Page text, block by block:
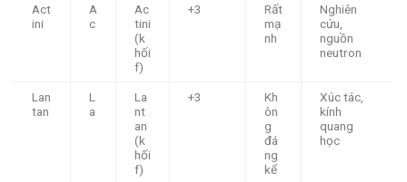
Act
ini
A
c
Ac
tini
(k
hối
f)
+3
Rất
mạ
nh
Nghiên
cứu,
nguồn
neutron
Lan
tan
L
a
La
nt
an
(k
hối
f)
+3
Kh
ôn
g
đá
ng
kể
Xúc tác,
kính
quang
học